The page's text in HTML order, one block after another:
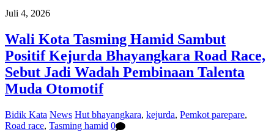
Juli 4, 2026
Wali Kota Tasming Hamid Sambut
Positif Kejurda Bhayangkara Road Race,
Sebut Jadi Wadah Pembinaan Talenta
Muda Otomotif
Bidik Kata News Hut bhayangkara, kejurda, Pemkot parepare,
Road race, Tasming hamid 0